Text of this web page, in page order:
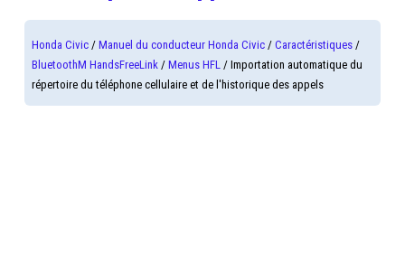
Honda Civic /Manuel du conducteur Honda Civic /Caractéristiques /
BluetoothM HandsFreeLink /Menus HFL / Importation automatique du
répertoire du téléphone cellulaire et de l'historique des appels